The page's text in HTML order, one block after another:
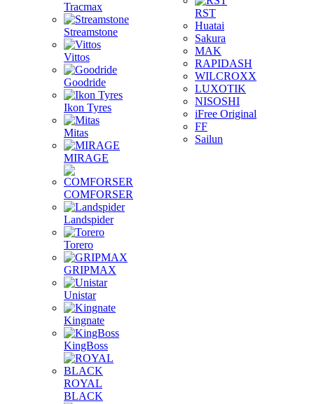
Tracmax
Streamstone
Vittos
Goodride
Ikon Tyres
Mitas
MIRAGE
COMFORSER
Landspider
Torero
GRIPMAX
Unistar
Kingnate
KingBoss
ROYAL
BLACK
RST
Huatai
Sakura
MAK
RAPIDASH
WILCROXX
LUXOTIK
NISOSHI
iFree Original
FF
Sailun